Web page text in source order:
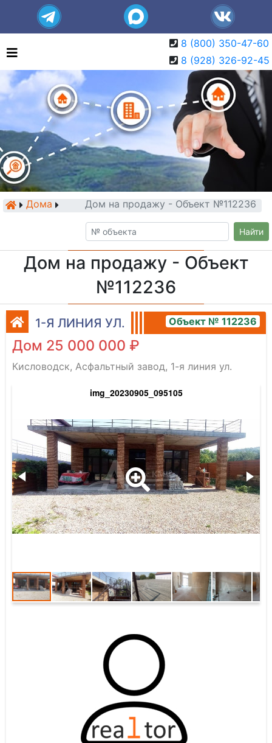
8 (800) 350-47-60
8 (928) 326-92-45
Дома Дом на продажу - Объект №112236
Найти
Дом на продажу - Объект
№112236
1-Я ЛИНИЯ УЛ. Объект № 112236
Дом 25 000 000 ₽
Кисловодск, Асфальтный завод, 1-я линия ул.
img_20230905_095105